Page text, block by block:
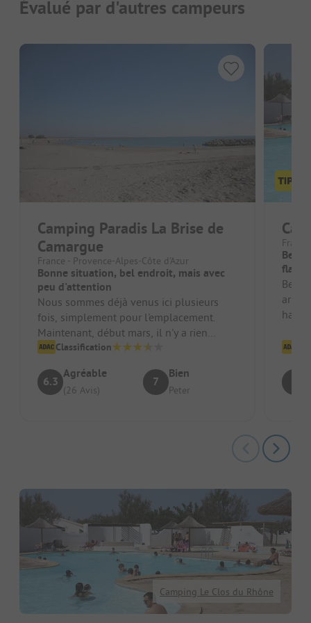
Évalué par d'autres campeurs
Camping Paradis La Brise de
Camargue
France - Provence-Alpes-Côte d'Azur
Bonne situation, bel endroit, mais avec
peu d'attention
Nous sommes déjà venus ici plusieurs
fois, simplement pour l'emplacement.
Maintenant, début mars, il n'y a rien
d'autre d'ouvert. Et nous avons resse...
Classification
6.3
Agréable
(26 Avis)
7
Bien
Peter
Bel
Bel
Camping Le Clos du Rhône